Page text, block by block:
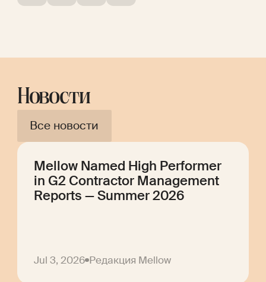
Новости
Все новости
Mellow Named High Performer
in G2 Contractor Management
Reports — Summer 2026
Jul 3, 2026 Редакция Mellow